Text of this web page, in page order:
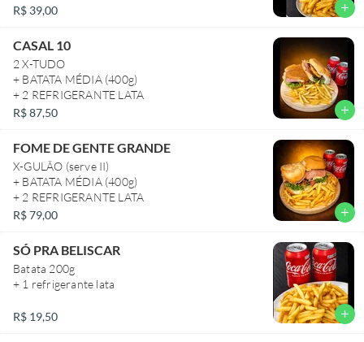
R$ 39,00 add
CASAL 10
2 X-TUDO
+ BATATA MÉDIA (400g)
+ 2 REFRIGERANTE LATA
R$ 87,50
add
FOME DE GENTE GRANDE
X-GULÃO (serve II)
+ BATATA MÉDIA (400g)
+ 2 REFRIGERANTE LATA
R$ 79,00
add
SÓ PRA BELISCAR
Batata 200g
+ 1 refrigerante lata
R$ 19,50 add